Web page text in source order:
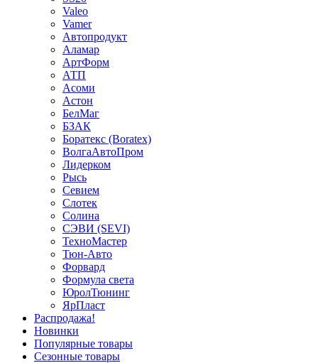
Valeo
Vamer
Автопродукт
Аламар
АртФорм
АТП
Асоми
Астон
БелМаг
БЗАК
Боратекс (Boratex)
ВолгаАвтоПром
Лидерком
Рысь
Севием
Слотек
Солина
СЭВИ (SEVI)
ТехноМастер
Тюн-Авто
Форвард
Формула света
ЮролТюнинг
ЯрПласт
Распродажа!
Новинки
Популярные товары
Сезонные товары